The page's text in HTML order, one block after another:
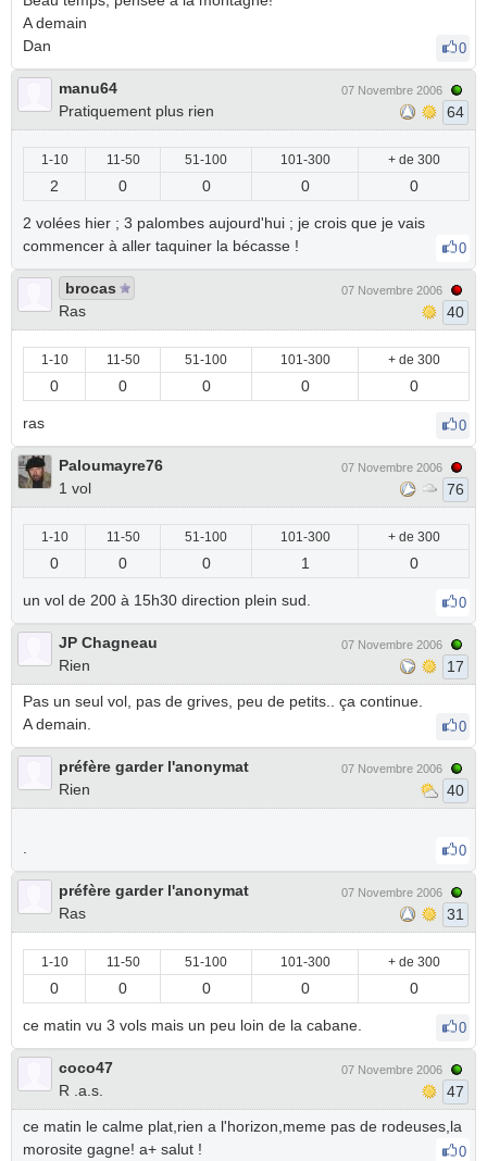
A demain
Dan
0
manu64
Pratiquement plus rien
07 Novembre 2006
64
1-10 11-50 51-100 101-300 + de 300
2 0 0 0 0
2 volées hier ; 3 palombes aujourd'hui ; je crois que je vais
commencer à aller taquiner la bécasse !
0
brocas
Ras
07 Novembre 2006
40
1-10 11-50 51-100 101-300 + de 300
0 0 0 0 0
ras 0
Paloumayre76
1 vol
07 Novembre 2006
76
1-10 11-50 51-100 101-300 + de 300
0 0 0 1 0
un vol de 200 à 15h30 direction plein sud. 0
JP Chagneau
Rien
07 Novembre 2006
17
Pas un seul vol, pas de grives, peu de petits.. ça continue.
A demain.
0
préfère garder l'anonymat
Rien
07 Novembre 2006
40
0
préfère garder l'anonymat
Ras
07 Novembre 2006
31
1-10 11-50 51-100 101-300 + de 300
0 0 0 0 0
ce matin vu 3 vols mais un peu loin de la cabane. 0
coco47
R .a.s.
07 Novembre 2006
47
ce matin le calme plat,rien a l'horizon,meme pas de rodeuses,la
morosite gagne! a+ salut !
0